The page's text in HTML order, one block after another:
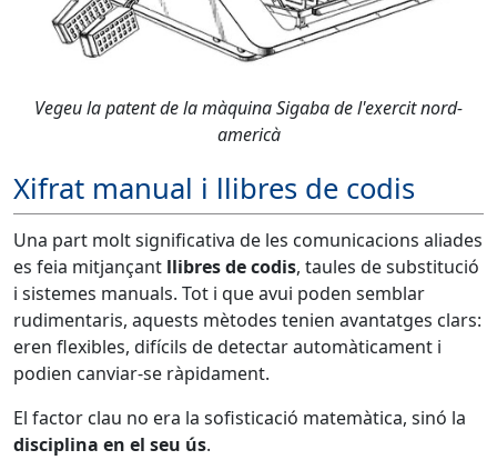
Vegeu la patent de la màquina Sigaba de l'exercit nord-
americà
Xifrat manual i llibres de codis
Una part molt significativa de les comunicacions aliades
es feia mitjançant llibres de codis, taules de substitució
i sistemes manuals. Tot i que avui poden semblar
rudimentaris, aquests mètodes tenien avantatges clars:
eren flexibles, difícils de detectar automàticament i
podien canviar-se ràpidament.
El factor clau no era la sofisticació matemàtica, sinó la
disciplina en el seu ús.